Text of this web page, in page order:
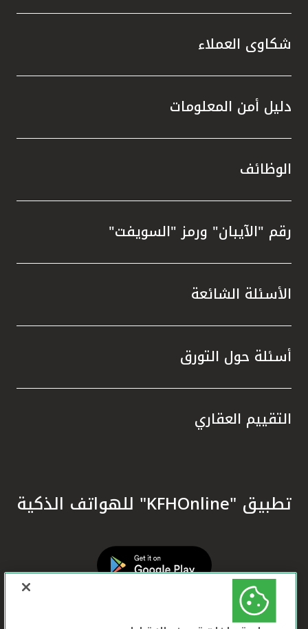
شكاوى العملاء
دليل أمن المعلومات
الوظائف
رقم "الآيبان" ورمز "السويفت"
الأسئلة الشائعة
أسئلة حول التورق
التقييم العقاري
تطبيق "KFHOnline" للهواتف الذكية